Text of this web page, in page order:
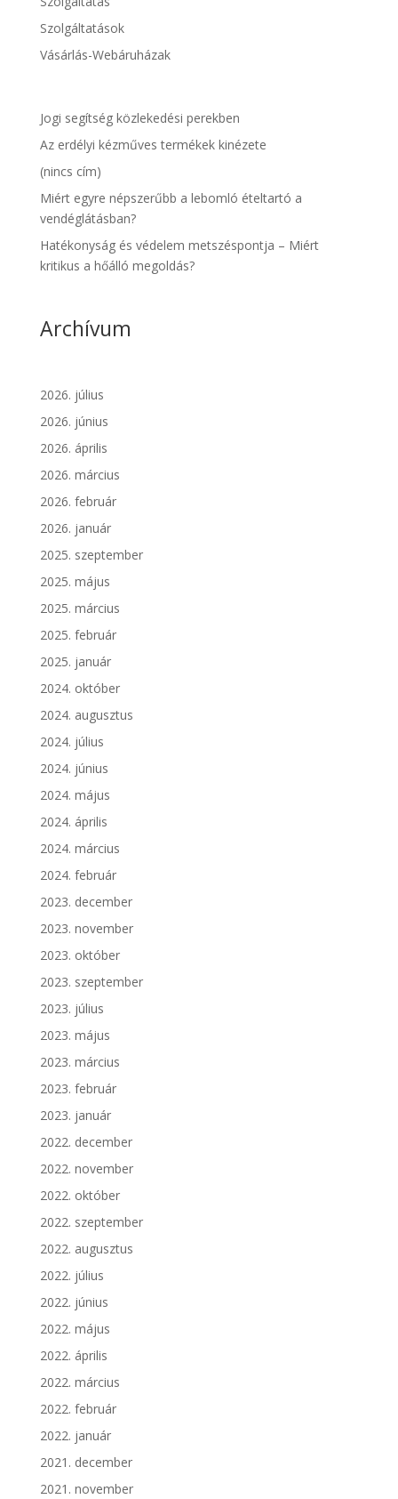
Szolgáltatások
Vásárlás-Webáruházak
Jogi segítség közlekedési perekben
Az erdélyi kézműves termékek kinézete
(nincs cím)
Miért egyre népszerűbb a lebomló ételtartó a
vendéglátásban?
Hatékonyság és védelem metszéspontja – Miért
kritikus a hőálló megoldás?
Archívum
2026. július
2026. június
2026. április
2026. március
2026. február
2026. január
2025. szeptember
2025. május
2025. március
2025. február
2025. január
2024. október
2024. augusztus
2024. július
2024. június
2024. május
2024. április
2024. március
2024. február
2023. december
2023. november
2023. október
2023. szeptember
2023. július
2023. május
2023. március
2023. február
2023. január
2022. december
2022. november
2022. október
2022. szeptember
2022. augusztus
2022. július
2022. június
2022. május
2022. április
2022. március
2022. február
2022. január
2021. december
2021. november